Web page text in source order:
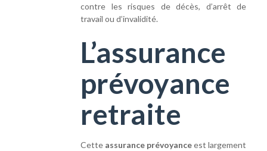
contre les risques de décès, d’arrêt de
travail ou d’invalidité.
L’assurance
prévoyance
retraite
Cette assurance prévoyanceest largement